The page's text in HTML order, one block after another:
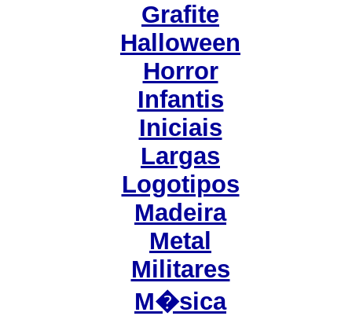
Grafite
Halloween
Horror
Infantis
Iniciais
Largas
Logotipos
Madeira
Metal
Militares
M�sica